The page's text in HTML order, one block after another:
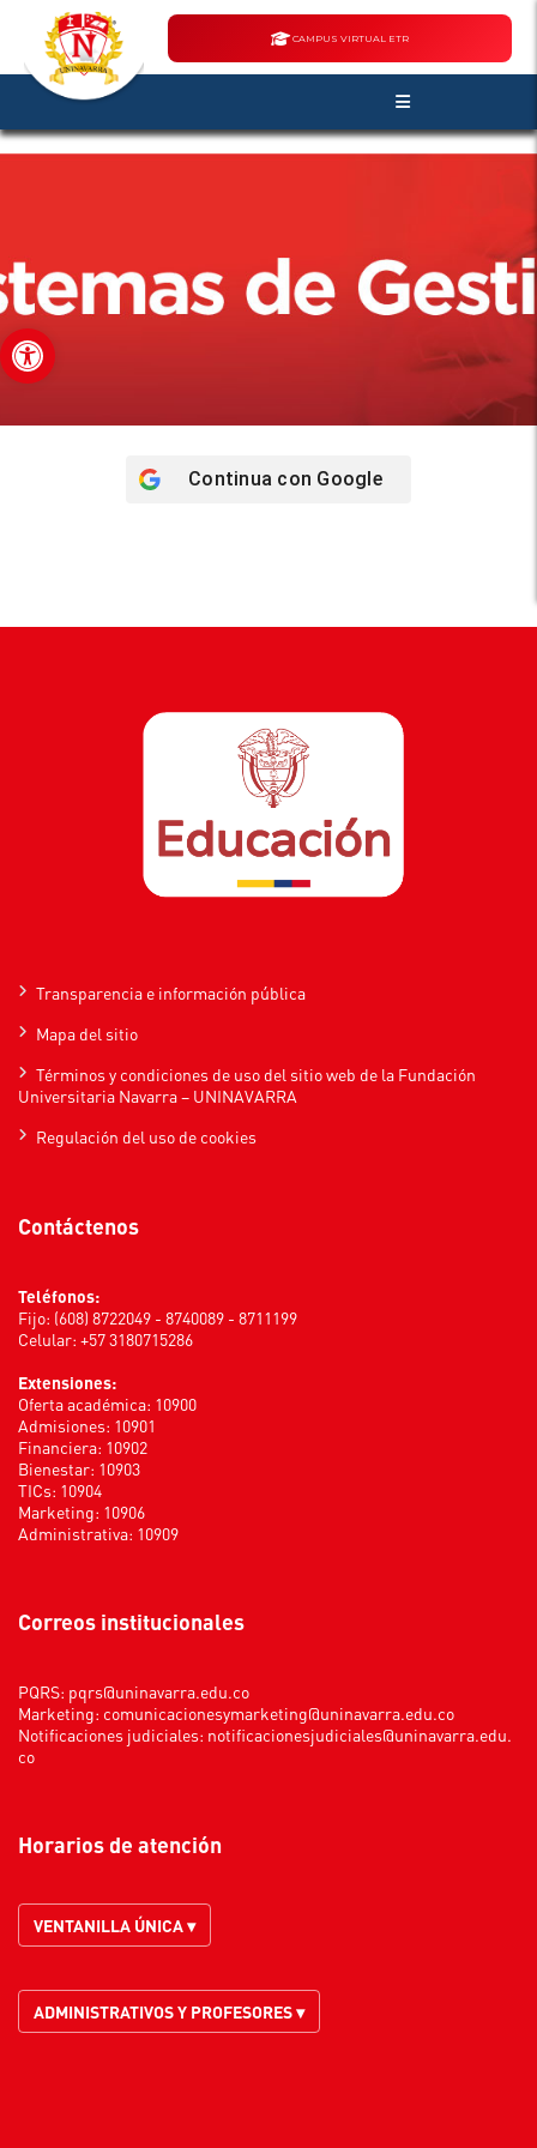
Abrir barra de herramientas
CAMPUS VIRTUAL ETR
Continua con Google
Transparencia e información pública
Mapa del sitio
Términos y condiciones de uso del sitio web de la Fundación
Universitaria Navarra – UNINAVARRA
Regulación del uso de cookies
Contáctenos
Teléfonos:
Fijo: (608) 8722049 - 8740089 - 8711199
Celular: +57 3180715286
Extensiones:
Oferta académica: 10900
Admisiones: 10901
Financiera: 10902
Bienestar: 10903
TICs: 10904
Marketing: 10906
Administrativa: 10909
Correos institucionales
PQRS: pqrs@uninavarra.edu.co
Marketing: comunicacionesymarketing@uninavarra.edu.co
Notificaciones judiciales: notificacionesjudiciales@uninavarra.edu.
co
Horarios de atención
VENTANILLA ÚNICA ▾
ADMINISTRATIVOS Y PROFESORES ▾